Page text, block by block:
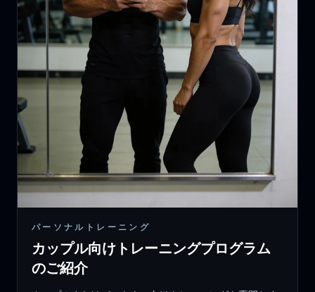
パーソナルトレーニング
カップル向けトレーニングプログラム
のご紹介